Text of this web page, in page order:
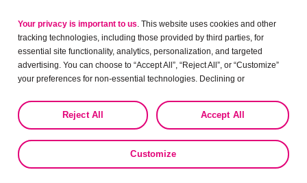
Austria
Belgium Dutch · English · French
Bulgaria
Czech Republic
Denmark
Finland
France
Germany
Hungary
Italy
Your privacy is important to us . This website uses cookies and other
tracking technologies, including those provided by third parties, for
essential site functionality, analytics, personalization, and targeted
advertising. You can choose to “Accept All”, “Reject All”, or “Customize”
your preferences for non-essential technologies. Declining or
the collection, use, storage, and disclosure of your data in other contexts
as described in the terms of our
Privacy Policy Accept All
Reject All
Customize